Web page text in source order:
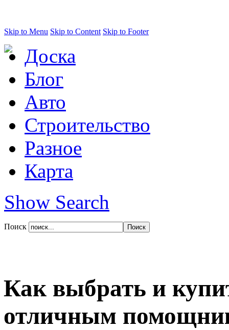
Skip to Menu Skip to Content Skip to Footer
Доска
Блог
Авто
Строительство
Разное
Карта
Show Search
Поиск
Как выбрать и
отличным